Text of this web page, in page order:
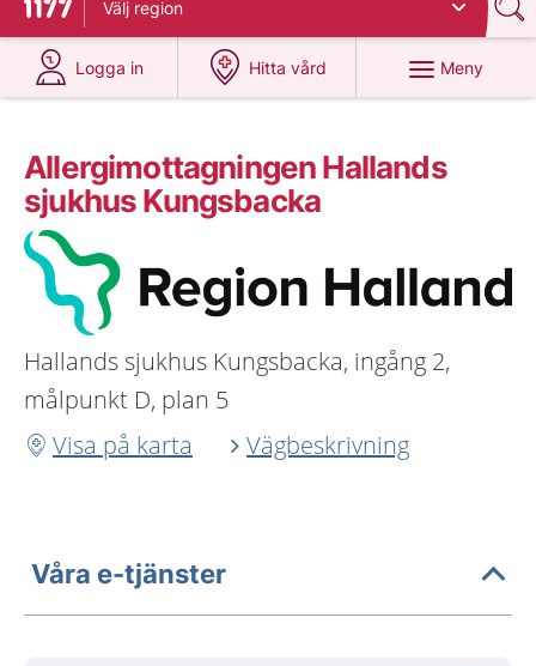
Till startsidan för 1177
Välj region
Logga in
på 1177.se
Hitta vård
på 1177.se
Meny
Allergimottagningen Hallands
sjukhus Kungsbacka
Hallands sjukhus Kungsbacka, ingång 2,
målpunkt D, plan 5
Visa på karta
Vägbeskrivning
Våra e-tjänster